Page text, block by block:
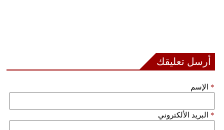
أرسل تعليقك
الإسم *
البريد الألكتروني *